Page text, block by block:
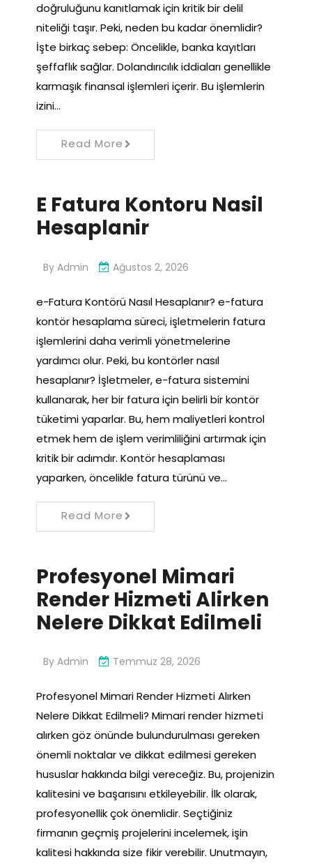
doğruluğunu kanıtlamak için kritik bir delil
niteliği taşır. Peki, neden bu kadar önemlidir?
İşte birkaç sebep: Öncelikle, banka kayıtları
şeffaflık sağlar. Dolandırıcılık iddiaları genellikle
karmaşık finansal işlemleri içerir. Bu işlemlerin
izini…
Read More
E Fatura Kontoru Nasil
Hesaplanir
By Admin Ağustos 2, 2026
e-Fatura Kontörü Nasıl Hesaplanır? e-fatura
kontör hesaplama süreci, işletmelerin fatura
işlemlerini daha verimli yönetmelerine
yardımcı olur. Peki, bu kontörler nasıl
hesaplanır? İşletmeler, e-fatura sistemini
kullanarak, her bir fatura için belirli bir kontör
tüketimi yaparlar. Bu, hem maliyetleri kontrol
etmek hem de işlem verimliliğini artırmak için
kritik bir adımdır. Kontör hesaplaması
yaparken, öncelikle fatura türünü ve…
Read More
Profesyonel Mimari
Render Hizmeti Alirken
Nelere Dikkat Edilmeli
By Admin Temmuz 28, 2026
Profesyonel Mimari Render Hizmeti Alırken
Nelere Dikkat Edilmeli? Mimari render hizmeti
alırken göz önünde bulundurulması gereken
önemli noktalar ve dikkat edilmesi gereken
hususlar hakkında bilgi vereceğiz. Bu, projenizin
kalitesini ve başarısını etkileyebilir. İlk olarak,
profesyonellik çok önemlidir. Seçtiğiniz
firmanın geçmiş projelerini incelemek, işin
kalitesi hakkında size fikir verebilir. Unutmayın,